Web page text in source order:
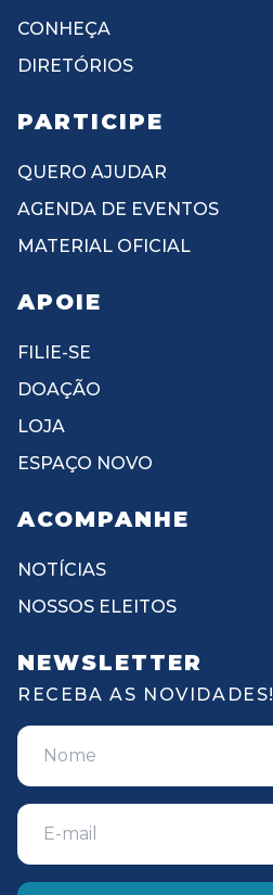
CONHEÇA
DIRETÓRIOS
PARTICIPE
QUERO AJUDAR
AGENDA DE EVENTOS
MATERIAL OFICIAL
APOIE
FILIE-SE
DOAÇÃO
LOJA
ESPAÇO NOVO
ACOMPANHE
NOTÍCIAS
NOSSOS ELEITOS
NEWSLETTER
RECEBA AS NOVIDADES!